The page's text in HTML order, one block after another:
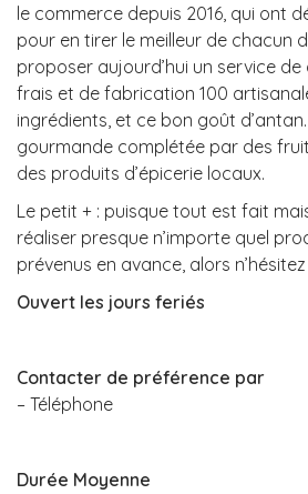
le commerce depuis 2016, qui ont
pour en tirer le meilleur de chacun
proposer aujourd’hui un service
frais et de fabrication 100
ingrédients, et ce bon goût
gourmande complétée par des
des produits d’épicerie locaux.
Le petit + : puisque tout est fait
réaliser presque n’importe quel
prévenus en avance, alors n’hésitez
Ouvert les jours feriés
Contacter de préférence par
– Téléphone
Durée Moyenne